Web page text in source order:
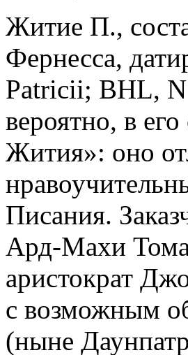
Житие П.,
Фернесса,
Patricii; BHL,
вероятно, в
Жития»: оно
Писания.
Ард-Махи
аристократ
с возможным
(ныне